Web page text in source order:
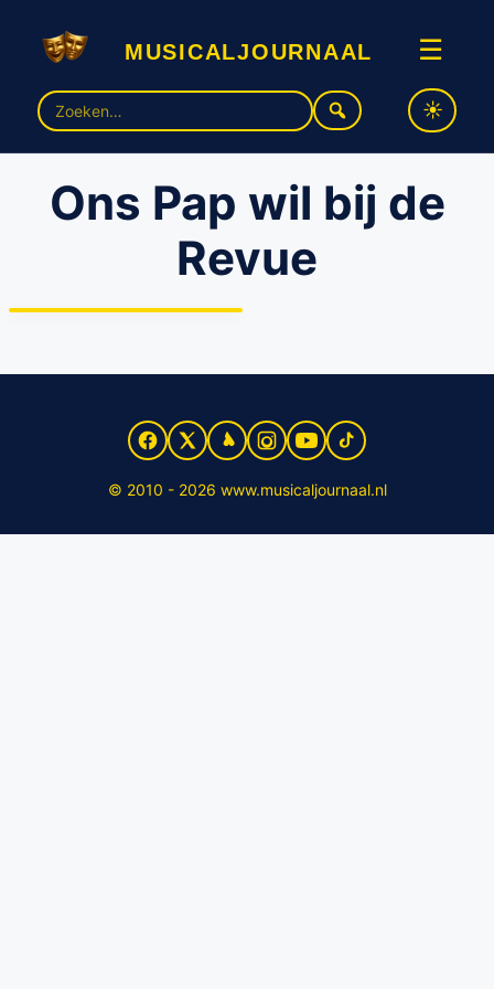
musicaljournaal ☰
Zoek
naar:
Ons Pap wil bij de
Revue
Jon van Eerd terug in het
theater met gloednieuwe
revue: ‘Ons Pap wil bij de
© 2010 - 2026 www.musicaljournaal.nl